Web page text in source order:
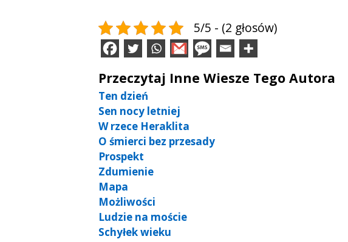
5/5 - (2 głosów)
Przeczytaj Inne Wiesze Tego Autora
Ten dzień
Sen nocy letniej
W rzece Heraklita
O śmierci bez przesady
Prospekt
Zdumienie
Mapa
Możliwości
Ludzie na moście
Schyłek wieku